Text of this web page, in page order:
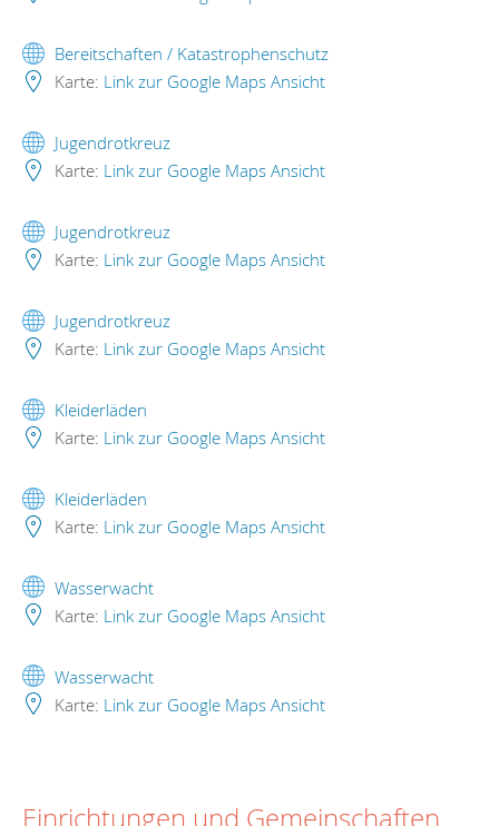
Bereitschaften / Katastrophenschutz
Karte: Link zur Google Maps Ansicht
Jugendrotkreuz
Karte: Link zur Google Maps Ansicht
Jugendrotkreuz
Karte: Link zur Google Maps Ansicht
Jugendrotkreuz
Karte: Link zur Google Maps Ansicht
Kleiderläden
Karte: Link zur Google Maps Ansicht
Kleiderläden
Karte: Link zur Google Maps Ansicht
Wasserwacht
Karte: Link zur Google Maps Ansicht
Wasserwacht
Karte: Link zur Google Maps Ansicht
Einrichtungen und Gemeinschaften